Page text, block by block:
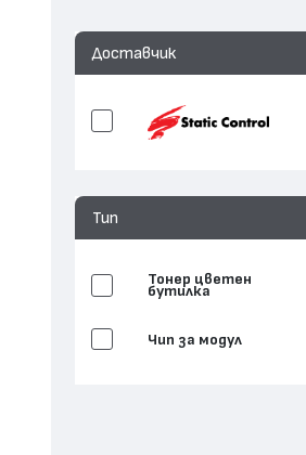
Доставчик
Тип
Тонер цветен
бутилка
Чип за модул